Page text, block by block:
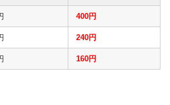
400円
240円
160円